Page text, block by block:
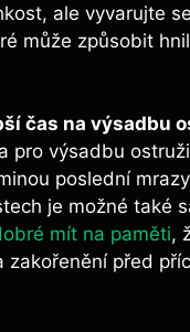
ale vyvarujte se
může způsobit
čas na výsadbu
pro výsadbu
poslední
je možné také
mít na paměti,
zakořenění před